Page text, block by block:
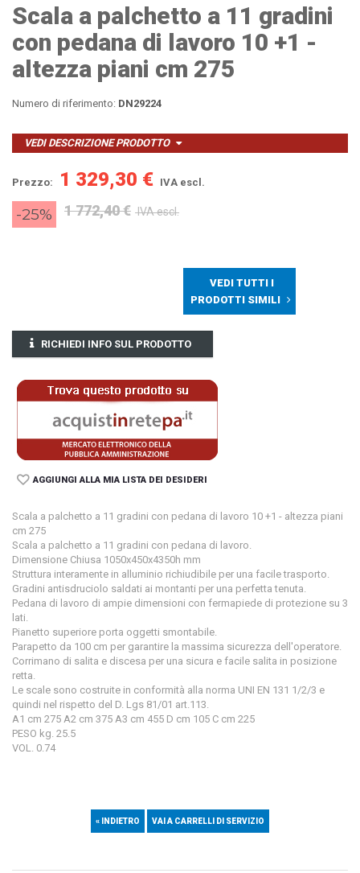
Scala a palchetto a 11 gradini
con pedana di lavoro 10 +1 -
altezza piani cm 275
Numero di riferimento: DN29224
VEDI DESCRIZIONE PRODOTTO
Prezzo: 1 329,30 € IVA escl.
-25% 1 772,40 € IVA escl.
VEDI TUTTI I
PRODOTTI SIMILI
RICHIEDI INFO SUL PRODOTTO
AGGIUNGI ALLA MIA LISTA DEI DESIDERI
Scala a palchetto a 11 gradini con pedana di lavoro 10 +1 - altezza piani
cm 275
Scala a palchetto a 11 gradini con pedana di lavoro.
Dimensione Chiusa 1050x450x4350h mm
Struttura interamente in alluminio richiudibile per una facile trasporto.
Gradini antisdruciolo saldati ai montanti per una perfetta tenuta.
Pedana di lavoro di ampie dimensioni con fermapiede di protezione su 3
lati.
Pianetto superiore porta oggetti smontabile.
Parapetto da 100 cm per garantire la massima sicurezza dell'operatore.
Corrimano di salita e discesa per una sicura e facile salita in posizione
retta.
Le scale sono costruite in conformità alla norma UNI EN 131 1/2/3 e
quindi nel rispetto del D. Lgs 81/01 art.113.
A1 cm 275 A2 cm 375 A3 cm 455 D cm 105 C cm 225
PESO kg. 25.5
VOL. 0.74
« INDIETRO VAI A CARRELLI DI SERVIZIO